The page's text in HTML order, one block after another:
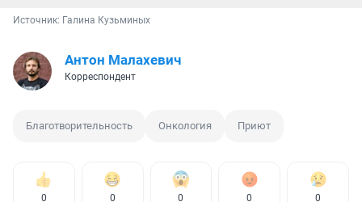
Источник: Галина Кузьминых
Антон Малахевич
Корреспондент
Благотворительность Онкология Приют
0 0 0 0 0